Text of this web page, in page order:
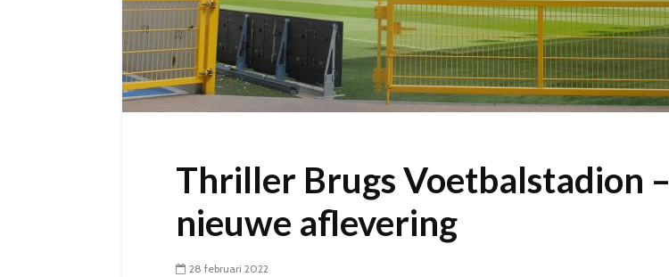
Thriller Brugs Voetbalstadion –
nieuwe aflevering
28 februari 2022